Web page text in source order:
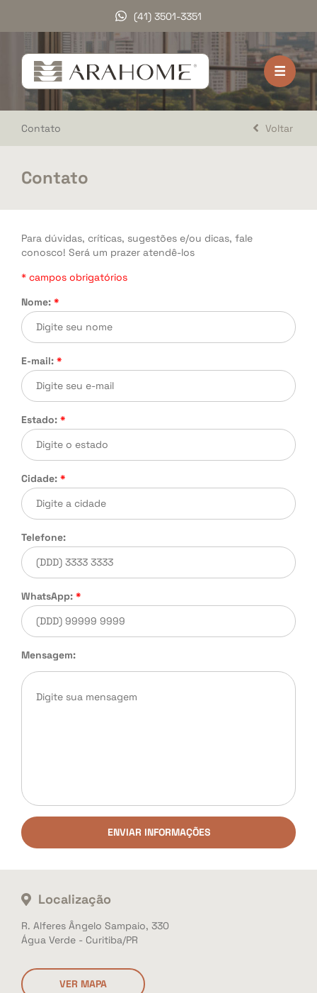
(41) 3501-3351
HOME
VENDA
TRABALHE CONOSCO
CONTATO
Vendas: (41) 3501-3351
Whatsapp: (41) 3501-3351
Contato Voltar
Contato
Para dúvidas, críticas, sugestões e/ou dicas, fale
conosco! Será um prazer atendê-los
* campos obrigatórios
Nome: *
E-mail: *
Estado: *
Cidade: *
Telefone:
WhatsApp: *
Mensagem:
ENVIAR INFORMAÇÕES
Localização
R. Alferes Ângelo Sampaio, 330
Água Verde - Curitiba/PR
VER MAPA